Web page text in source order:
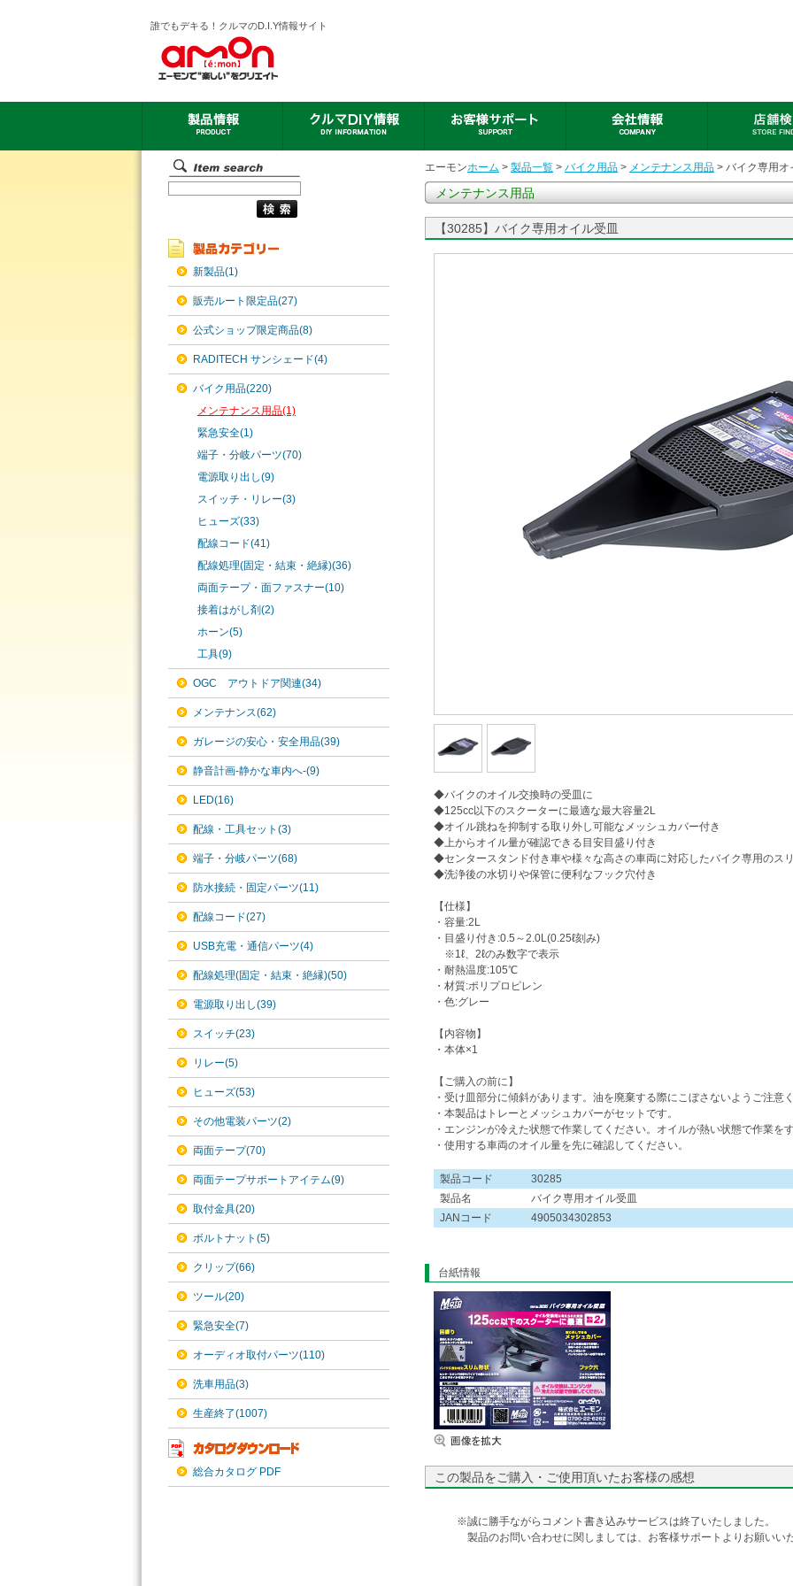
誰でもデキる！クルマのD.I.Y情報サイト
新製品(1)
販売ルート限定品(27)
公式ショップ限定商品(8)
RADITECH サンシェード(4)
バイク用品(220)
メンテナンス用品(1)
緊急安全(1)
端子・分岐パーツ(70)
電源取り出し(9)
スイッチ・リレー(3)
ヒューズ(33)
配線コード(41)
配線処理(固定・結束・絶縁)(36)
両面テープ・面ファスナー(10)
接着はがし剤(2)
ホーン(5)
工具(9)
OGC アウトドア関連(34)
メンテナンス(62)
ガレージの安心・安全用品(39)
静音計画-静かな車内へ-(9)
LED(16)
配線・工具セット(3)
端子・分岐パーツ(68)
防水接続・固定パーツ(11)
配線コード(27)
USB充電・通信パーツ(4)
配線処理(固定・結束・絶縁)(50)
電源取り出し(39)
スイッチ(23)
リレー(5)
ヒューズ(53)
その他電装パーツ(2)
両面テープ(70)
両面テープサポートアイテム(9)
取付金具(20)
ボルトナット(5)
クリップ(66)
ツール(20)
緊急安全(7)
オーディオ取付パーツ(110)
洗車用品(3)
生産終了(1007)
総合カタログ PDF
エーモンホーム > 製品一覧 > バイク用品 > メンテナンス用品 > バイク専用オ
メンテナンス用品
【30285】バイク専用オイル受皿
◆バイクのオイル交換時の受皿に
◆125cc以下のスクーターに最適な最大容量2L
◆オイル跳ねを抑制する取り外し可能なメッシュカバー付き
◆上からオイル量が確認できる目安目盛り付き
◆センタースタンド付き車や様々な高さの車両に対応したバイク専用のス
◆洗浄後の水切りや保管に便利なフック穴付き
【仕様】
・容量:2L
・目盛り付き:0.5～2.0L(0.25ℓ刻み)
※1ℓ、2ℓのみ数字で表示
・耐熱温度:105℃
・材質:ポリプロピレン
・色:グレー
【内容物】
・本体×1
【ご購入の前に】
・受け皿部分に傾斜があります。油を廃棄する際にこぼさないようご注意
・本製品はトレーとメッシュカバーがセットです。
・エンジンが冷えた状態で作業してください。オイルが熱い状態で作業を
・使用する車両のオイル量を先に確認してください。
製品コード
30285
製品名
バイク専用オイル受皿
JANコード
4905034302853
台紙情報
この製品をご購入・ご使用頂いたお客様の感想
※誠に勝手ながらコメント書き込みサービスは終了いたしました。
製品のお問い合わせに関しましては、お客様サポートよりお願いい